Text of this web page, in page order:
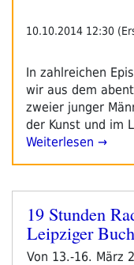
Pressetext“
10.10.2014 12:30
In zahlreichen
wir aus dem
zweier junger
der Kunst und im
Weiterlesen →
Veröffentlicht
am
19 Stunden
Leipziger
Von 13.-16. März